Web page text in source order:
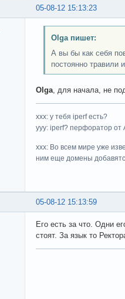
05-08-12 15:13:23
Olga пишет:
А вы бы как себя
постоянно травили
Olga , для начала, не
ххх: у тебя iperf есть?
yyy: iperf? перфоратор от
xxx: Во всем мире уже
ним еще домены
05-08-12 15:13:59
Его есть за что. Одни
стоят. За язык то